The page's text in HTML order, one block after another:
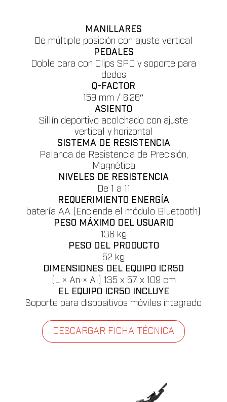
MANILLARES
De múltiple posición con ajuste vertical
PEDALES
Doble cara con Clips SPD y soporte para
dedos
Q-FACTOR
159 mm / 6.26″
ASIENTO
Sillín deportivo acolchado con ajuste
vertical y horizontal
SISTEMA DE RESISTENCIA
Palanca de Resistencia de Precisión,
Magnética
NIVELES DE RESISTENCIA
De 1 a 11
REQUERIMIENTO ENERGÍA
batería AA (Enciende el módulo Bluetooth)
PESO MÁXIMO DEL USUARIO
136 kg
PESO DEL PRODUCTO
52 kg
DIMENSIONES DEL EQUIPO ICR50
(L × An × Al) 135 x 57 x 109 cm
EL EQUIPO ICR50 INCLUYE
Soporte para dispositivos móviles integrado
DESCARGAR FICHA TÉCNICA